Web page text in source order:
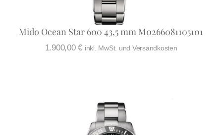
Mido Ocean Star 600 43,5 mm M0266081105101
1.900,00€ inkl. MwSt. und Versandkosten